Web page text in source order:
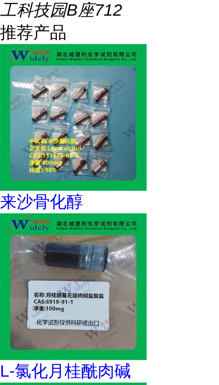
工科技园B座712
推荐产品
来沙骨化醇
L-氯化月桂酰肉碱